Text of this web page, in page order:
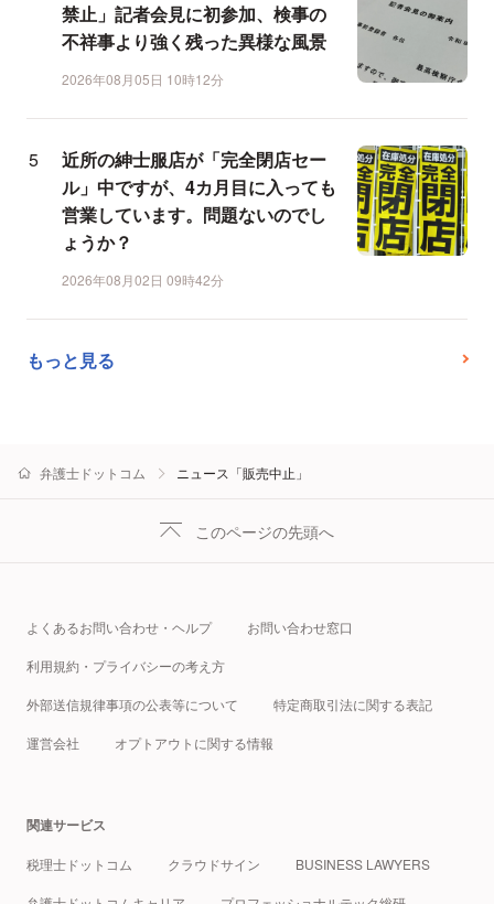
禁止」記者会見に初参加、検事の
不祥事より強く残った異様な風景
2026年08月05日 10時12分
近所の紳士服店が「完全閉店セー
ル」中ですが、4カ月目に入っても
営業しています。問題ないのでし
ょうか？
2026年08月02日 09時42分
もっと見る
弁護士ドットコム ニュース「販売中止」
このページの先頭へ
よくあるお問い合わせ・ヘルプ お問い合わせ窓口
利用規約・プライバシーの考え方
外部送信規律事項の公表等について 特定商取引法に関する表記
運営会社 オプトアウトに関する情報
関連サービス
税理士ドットコム クラウドサイン BUSINESS LAWYERS